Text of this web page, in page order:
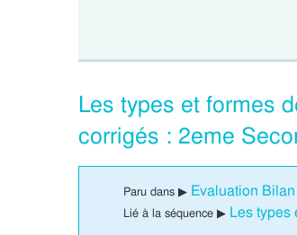
Les types et formes
corrigés : 2eme
Paru dans ▶ Evaluation
Lié à la séquence ▶ Les types